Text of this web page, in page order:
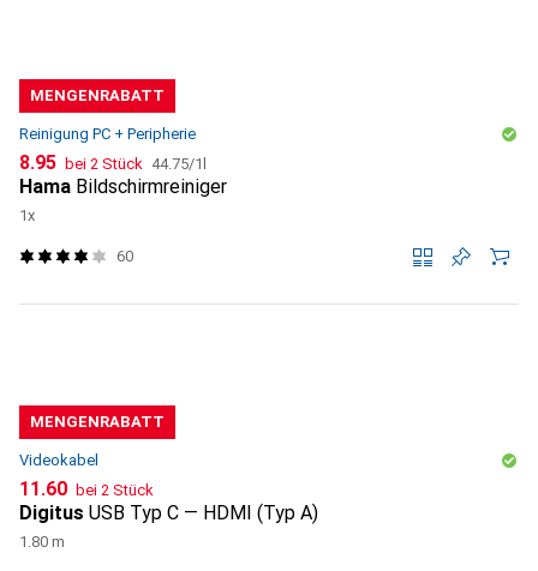
MENGENRABATT
Reinigung PC + Peripherie
CHF
8.95 bei 2 Stück CHF
44.75/1l
Hama Bildschirmreiniger
1x
60
MENGENRABATT
Videokabel
CHF
11.60 bei 2 Stück
Digitus USB Typ C — HDMI (Typ A)
1.80 m